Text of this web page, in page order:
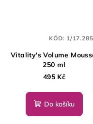
Vitality's Volume
250 ml
495 Kč
Do košíku
KÓD: 1/